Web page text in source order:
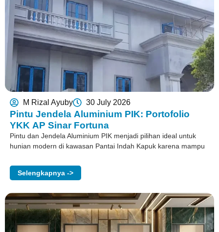
M Rizal Ayuby 30 July 2026
Pintu Jendela Aluminium PIK: Portofolio
YKK AP Sinar Fortuna
Pintu dan Jendela Aluminium PIK menjadi pilihan ideal untuk
hunian modern di kawasan Pantai Indah Kapuk karena mampu
Selengkapnya ->